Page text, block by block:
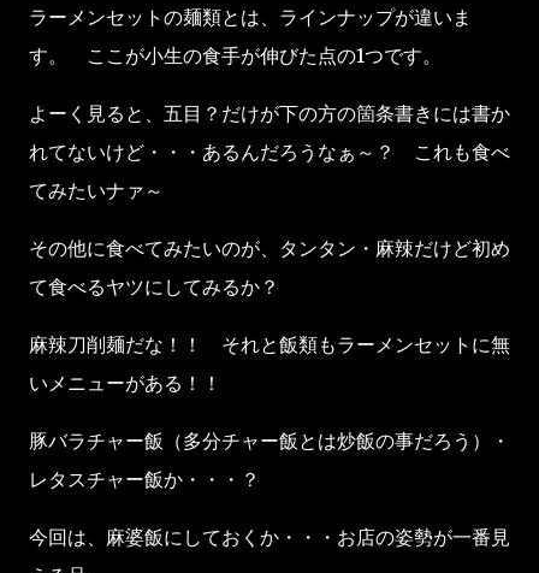
ラーメンセットの麺類とは、ラインナップが違いま
す。 ここが小生の食手が伸びた点の1つです。
よーく見ると、五目？だけが下の方の箇条書きには書か
れてないけど・・・あるんだろうなぁ～？ これも食べ
てみたいナァ～
その他に食べてみたいのが、タンタン・麻辣だけど初め
て食べるヤツにしてみるか？
麻辣刀削麺だな！！ それと飯類もラーメンセットに無
いメニューがある！！
豚バラチャー飯（多分チャー飯とは炒飯の事だろう）・
レタスチャー飯か・・・？
今回は、麻婆飯にしておくか・・・お店の姿勢が一番見